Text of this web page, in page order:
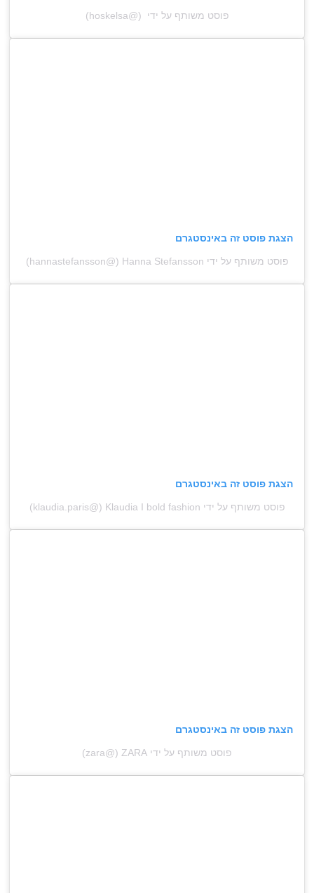
פוסט משותף על ידי ‎‏ (@‏‎hoskelsa‎‏)
הצגת פוסט זה באינסטגרם
פוסט משותף על ידי ‏‎Hanna Stefansson‎‏ (@‏‎hannastefansson‎‏)
הצגת פוסט זה באינסטגרם
פוסט משותף על ידי ‏‎Klaudia I bold fashion‎‏ (@‏‎klaudia.paris‎‏)
הצגת פוסט זה באינסטגרם
פוסט משותף על ידי ‏‎ZARA‎‏ (@‏‎zara‎‏)